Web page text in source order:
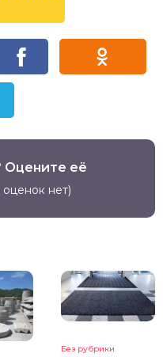
Оцените её
нет)
Без рубрики